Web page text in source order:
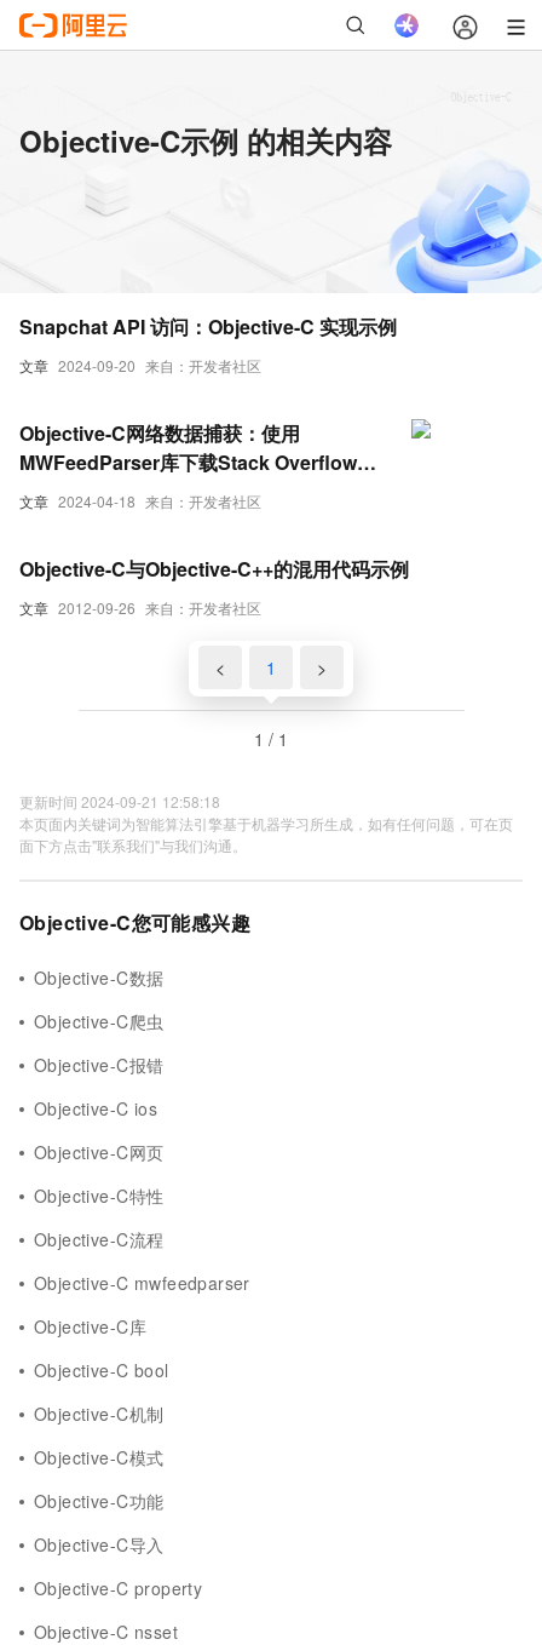
Objective-C示例 的相关内容
文章 2024-09-20 来自：开发者社区
Snapchat API 访问：Objective-C 实现示例
文章 2024-04-18 来自：开发者社区
Objective-C网络数据捕获：使用
MWFeedParser库下载Stack Overflow示
例
文章 2012-09-26 来自：开发者社区
Objective-C与Objective-C++的混用代码示例
< 1 >
1 / 1
更新时间 2024-09-21 12:58:18
本页面内关键词为智能算法引擎基于机器学习所生成，如有任何问题，可在页
面下方点击"联系我们"与我们沟通。
Objective-C您可能感兴趣
Objective-C数据
Objective-C爬虫
Objective-C报错
Objective-C ios
Objective-C网页
Objective-C特性
Objective-C流程
Objective-C mwfeedparser
Objective-C库
Objective-C bool
Objective-C机制
Objective-C模式
Objective-C功能
Objective-C导入
Objective-C property
Objective-C nsset